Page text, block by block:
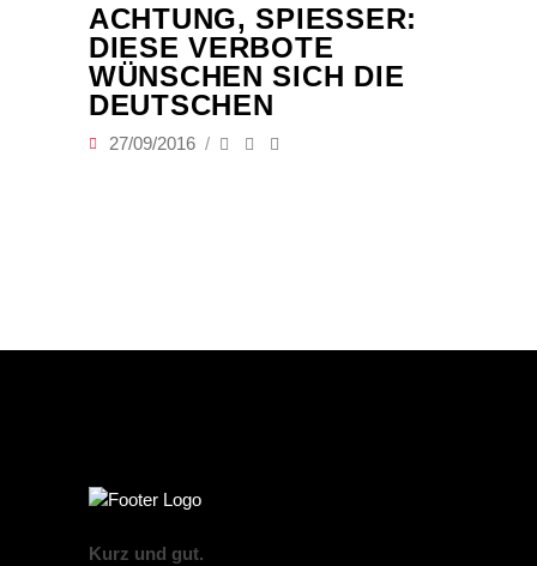
ACHTUNG, SPIESSER: D
IESE VERBOTE W
ÜNSCHEN SICH DIE D
EUTSCHEN
27/09/2016
Kurz und gut.